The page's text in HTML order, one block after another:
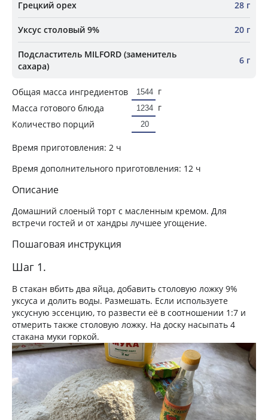
Грецкий орех 28 г
Уксус столовый 9% 20 г
Подсластитель MILFORD (заменитель
сахара)
6 г
Общая масса ингредиентов
г
Масса готового блюда
г
Количество порций
Время приготовления: 2 ч
Время дополнительного приготовления: 12 ч
Описание
Домашний слоеный торт с масленным кремом. Для
встречи гостей и от хандры лучшее угощение.
Пошаговая инструкция
Шаг 1.
В стакан вбить два яйца, добавить столовую ложку 9%
уксуса и долить воды. Размешать. Если используете
уксусную эссенцию, то развести её в соотношении 1:7 и
отмерить также столовую ложку. На доску насыпать 4
стакана муки горкой.